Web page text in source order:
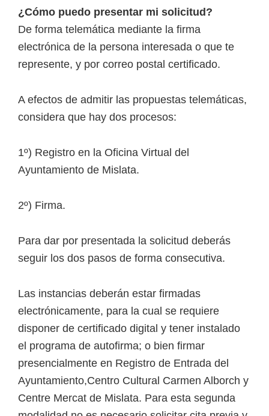
¿Cómo puedo presentar mi solicitud?
De forma telemática mediante la firma
electrónica de la persona interesada o que te
represente, y por correo postal certificado.
A efectos de admitir las propuestas telemáticas,
considera que hay dos procesos:
1º) Registro en la Oficina Virtual del
Ayuntamiento de Mislata.
2º) Firma.
Para dar por presentada la solicitud deberás
seguir los dos pasos de forma consecutiva.
Las instancias deberán estar firmadas
electrónicamente, para la cual se requiere
disponer de certificado digital y tener instalado
el programa de autofirma; o bien firmar
presencialmente en Registro de Entrada del
Ayuntamiento,Centro Cultural Carmen Alborch y
Centre Mercat de Mislata. Para esta segunda